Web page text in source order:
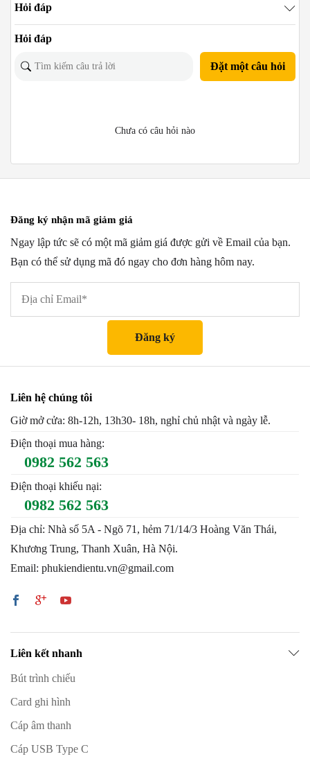
Hỏi đáp
Hỏi đáp
Đặt một câu hỏi
Chưa có câu hỏi nào
Đăng ký nhận mã giảm giá
Ngay lập tức sẽ có một mã giảm giá được gửi về Email của bạn.
Bạn có thể sử dụng mã đó ngay cho đơn hàng hôm nay.
Liên hệ chúng tôi
Giờ mở cửa: 8h-12h, 13h30- 18h, nghỉ chủ nhật và ngày lễ.
Điện thoại mua hàng:
0982 562 563
Điện thoại khiếu nại:
0982 562 563
Địa chỉ: Nhà số 5A - Ngõ 71, hẻm 71/14/3 Hoàng Văn Thái,
Khương Trung, Thanh Xuân, Hà Nội.
Email: phukiendientu.vn@gmail.com
Liên kết nhanh
Bút trình chiếu
Card ghi hình
Cáp âm thanh
Cáp USB Type C